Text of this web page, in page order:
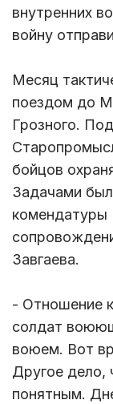
внутренних
войну
Месяц
поездом до
Грозного.
бойцов
Задачами
комендатуры
Завгаева.
- Отношение
солдат
воюем. Вот
Другое дело,
понятным.